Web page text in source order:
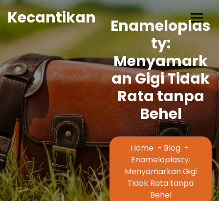
Skip
toKecantikan
Enameloplas
ty:
Menyamark
an Gigi Tidak
Rata tanpa
Behel
Home - Blog -
Enameloplasty:
Menyamarkan Gigi
Tidak Rata tanpa
Behel